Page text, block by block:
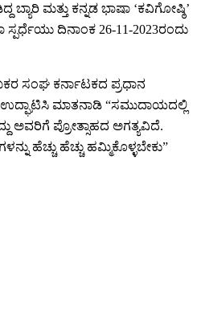
ಮತ್ತು ಕನ್ನಡ ಭಾಷಾ ‘ಕವಿಗೋಷ್ಠಿ’
ಸ್ಪರ್ಧೆಯು ದಿನಾಂಕ 26-11-2023ರಂದು
ಸಂಘ ಕರ್ನಾಟಕದ ಪ್ರಧಾನ
ಮಾತನಾಡಿ “ಸಮುದಾಯದಲ್ಲಿ
ಅವರಿಗೆ ಪ್ರೋತ್ಸಾಹದ ಅಗತ್ಯವಿದೆ.
ಹೆಚ್ಚು ಹೆಚ್ಚು ಹಮ್ಮಿಕೊಳ್ಳಬೇಕು”